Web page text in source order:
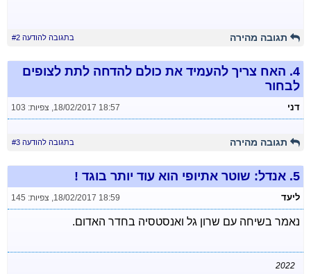
תגובה מהירה בתגובה להודעה #2
4. האח צריך להעמיד את כולם להדחה לתת לצופים
לבחור
דני 18/02/2017 18:57
, צפיות: 103
תגובה מהירה בתגובה להודעה #3
5. אנדל: שוטר אתיופי הוא עוד יותר בוגד !
ליעד 18/02/2017 18:59
, צפיות: 145
נאמר בשיחה עם שרון גל ואנסטסיה בחדר האדום.
2022